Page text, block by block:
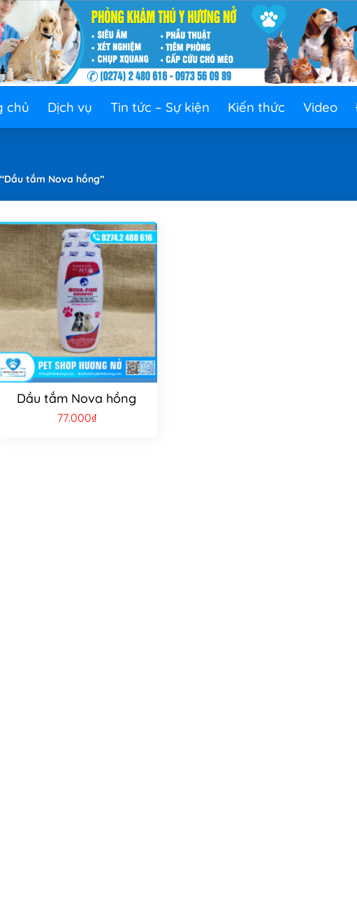
chủ Dịch vụ Tin tức – Sự kiện Kiến thức Video
tắm Nova hồng”
Dầu tắm Nova hồng
77.000₫